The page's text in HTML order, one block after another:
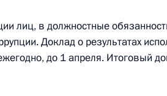
г. № 263-ФЗ
закона «О государственной
лиц, в должностные
Доклад о результатах
до 1 апреля. Итоговый